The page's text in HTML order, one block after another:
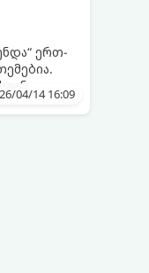
ერთ-
ამ
04/14 16:09